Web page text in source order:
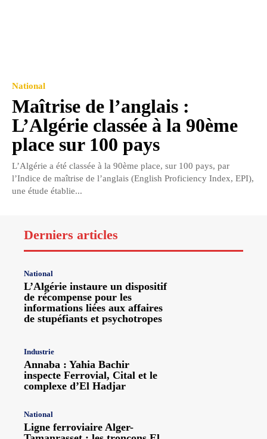
National
Maîtrise de l’anglais :
L’Algérie classée à la 90ème
place sur 100 pays
L’Algérie a été classée à la 90ème place, sur 100 pays, par
l’Indice de maîtrise de l’anglais (English Proficiency Index, EPI),
une étude établie...
Derniers articles
National
L’Algérie instaure un dispositif
de récompense pour les
informations liées aux affaires
de stupéfiants et psychotropes
Industrie
Annaba : Yahia Bachir
inspecte Ferrovial, Cital et le
complexe d’El Hadjar
National
Ligne ferroviaire Alger-